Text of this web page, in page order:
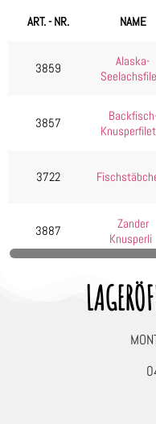
Fleisch
Käse
Obst & Gemüse
Wurst & Schinken
ART. - NR. NAME
3859
Alaska-
3857
3722
3887
Zander
Knusperli